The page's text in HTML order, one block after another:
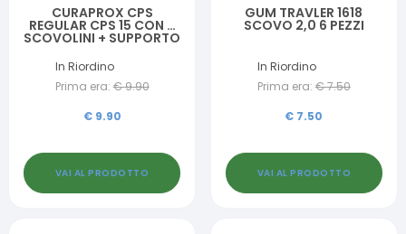
CURAPROX CPS
REGULAR CPS 15 CON 5
SCOVOLINI + SUPPORTO
In Riordino
Prima era: €9.90
€ 9.90
VAI AL PRODOTTO
GUM TRAVLER 1618
SCOVO 2,0 6 PEZZI
In Riordino
Prima era: €7.50
€ 7.50
VAI AL PRODOTTO